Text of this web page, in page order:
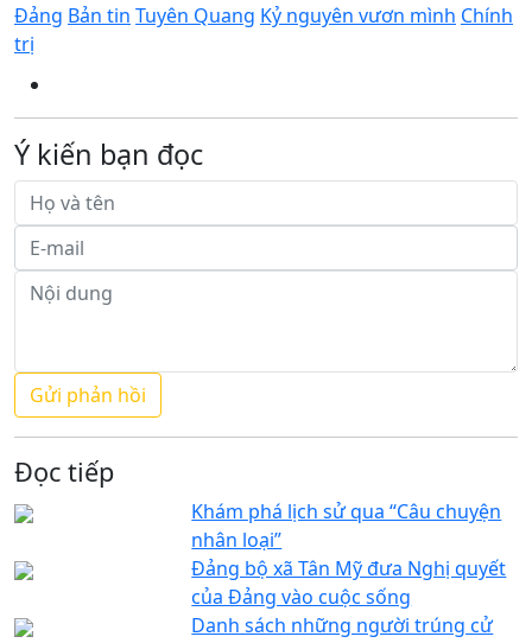
Đảng Bản tin Tuyên Quang Kỷ nguyên vươn mình Chính
trị
Ý kiến bạn đọc
Đọc tiếp
Khám phá lịch sử qua “Câu chuyện
nhân loại”
Đảng bộ xã Tân Mỹ đưa Nghị quyết
của Đảng vào cuộc sống
Danh sách những người trúng cử